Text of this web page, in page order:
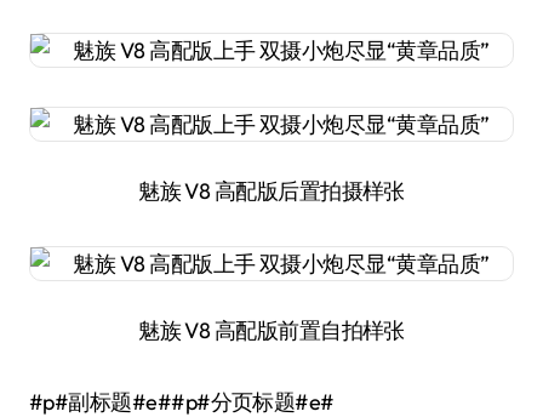
魅族 V8 高配版后置拍摄样张
魅族 V8 高配版前置自拍样张
#p#副标题#e##p#分页标题#e#